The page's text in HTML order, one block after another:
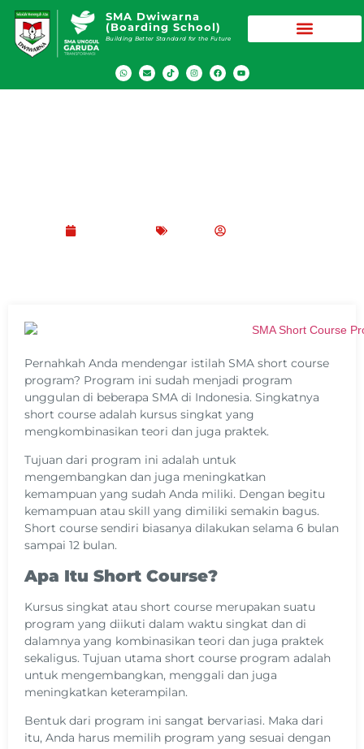
SMA Dwiwarna
(Boarding School)
Building Better Standard for the Future
Pernahkah Anda mendengar istilah SMA short course
program? Program ini sudah menjadi program
unggulan di beberapa SMA di Indonesia. Singkatnya
short course adalah kursus singkat yang
mengkombinasikan teori dan juga praktek.
Tujuan dari program ini adalah untuk
mengembangkan dan juga meningkatkan
kemampuan yang sudah Anda miliki. Dengan begitu
kemampuan atau skill yang dimiliki semakin bagus.
Short course sendiri biasanya dilakukan selama 6 bulan
sampai 12 bulan.
Apa Itu Short Course?
Kursus singkat atau short course merupakan suatu
program yang diikuti dalam waktu singkat dan di
dalamnya yang kombinasikan teori dan juga praktek
sekaligus. Tujuan utama short course program adalah
untuk mengembangkan, menggali dan juga
meningkatkan keterampilan.
Bentuk dari program ini sangat bervariasi. Maka dari
itu, Anda harus memilih program yang sesuai dengan